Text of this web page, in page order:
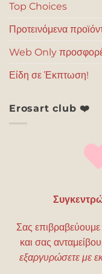
Top Choices
Προτεινόμενα
Web Only
Είδη σε Έκπτωση!
Erosart club ❤️
Σας επιβραβεύουμε
και σας
εξαργυρώσετε με